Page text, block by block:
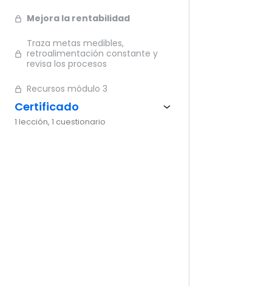
Mejora la rentabilidad
Traza metas medibles,
retroalimentación constante y
revisa los procesos
Recursos módulo 3
Certificado
1 lección, 1 cuestionario